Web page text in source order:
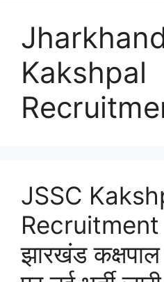
Kakshpal
JSSC
झारखंड